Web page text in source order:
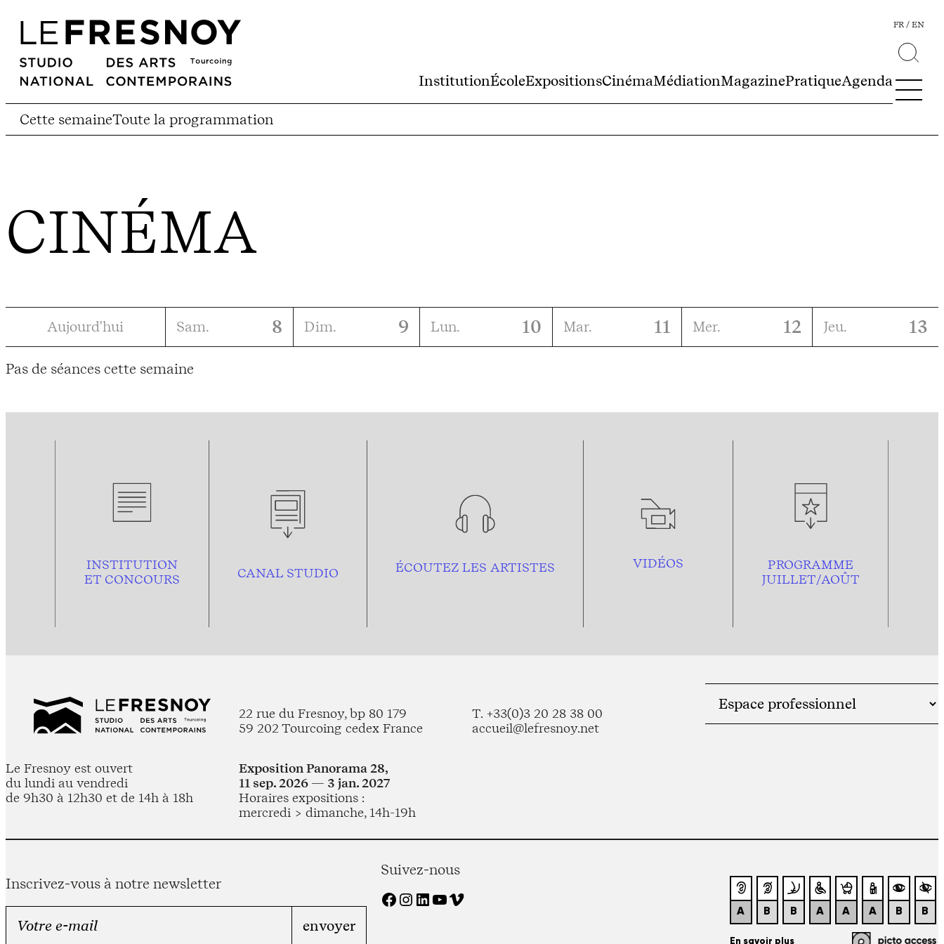
InstitutionÉcoleExpositionsCinémaMédiationMagazinePratiqueAgenda
FR EN
Cette semaineToute la programmation
CINÉMA
Aujourd'hui Sam. 8 Dim. 9 Lun. 10 Mar. 11 Mer. 12 Jeu. 13
Pas de séances cette semaine
INSTITUTION
ET CONCOURS
CANAL STUDIO ÉCOUTEZ LES ARTISTES VIDÉOS
PROGRAMME
JUILLET/AOÛT
22 rue du Fresnoy, bp 80 179
59 202 Tourcoing cedex France
T. +33(0)3 20 28 38 00
accueil@lefresnoy.net
Le Fresnoy est ouvert
du lundi au vendredi
de 9h30 à 12h30 et de 14h à 18h
Exposition Panorama 28,
11 sep. 2026 — 3 jan. 2027
Horaires expositions :
mercredi > dimanche, 14h-19h
Inscrivez-vous à notre newsletter
Suivez-nous
Facebook Instagram LinkedIn YouTube Vimeo